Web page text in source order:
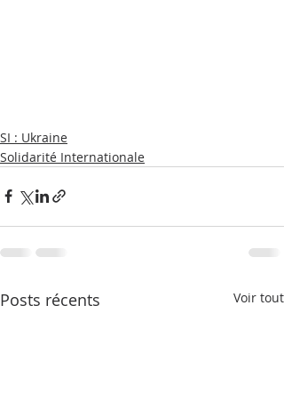
SI : Ukraine
Solidarité Internationale
Posts récents Voir tout